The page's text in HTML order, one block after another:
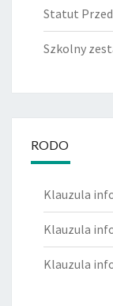
Statut
Szkolny
RODO
Klauzula
Klauzula
Klauzula